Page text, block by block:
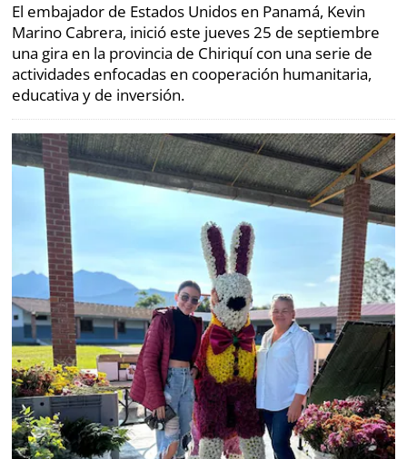
El embajador de Estados Unidos en Panamá, Kevin
Marino Cabrera, inició este jueves 25 de septiembre
una gira en la provincia de Chiriquí con una serie de
actividades enfocadas en cooperación humanitaria,
educativa y de inversión.